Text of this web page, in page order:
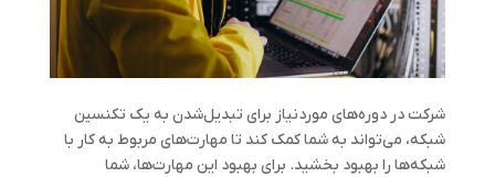
شرکت در دوره‌های موردنیاز برای تبدیل‌شدن به یک تکنسین
شبکه، می‌تواند به شما کمک کند تا مهارت‌های مربوط به کار با
شبکه‌ها را بهبود بخشید. برای بهبود این مهارت‌ها، شما